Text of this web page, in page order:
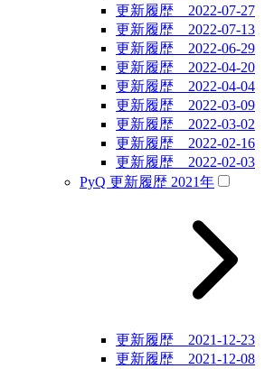
更新履歴 2022-07-27
更新履歴 2022-07-13
更新履歴 2022-06-29
更新履歴 2022-04-20
更新履歴 2022-04-04
更新履歴 2022-03-09
更新履歴 2022-03-02
更新履歴 2022-02-16
更新履歴 2022-02-03
PyQ 更新履歴 2021年
更新履歴 2021-12-23
更新履歴 2021-12-08